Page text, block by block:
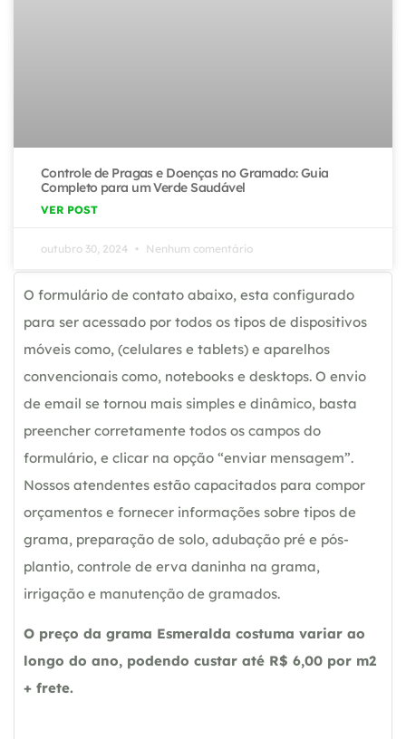
Controle de Pragas e Doenças no Gramado: Guia
Completo para um Verde Saudável
VER POST
outubro 30, 2024 Nenhum comentário
O formulário de contato abaixo, esta configurado
para ser acessado por todos os tipos de dispositivos
móveis como, (celulares e tablets) e aparelhos
convencionais como, notebooks e desktops. O envio
de email se tornou mais simples e dinâmico, basta
preencher corretamente todos os campos do
formulário, e clicar na opção “enviar mensagem”.
Nossos atendentes estão capacitados para compor
orçamentos e fornecer informações sobre tipos de
grama, preparação de solo, adubação pré e pós-
plantio, controle de erva daninha na grama,
irrigação e manutenção de gramados.
O preço da grama Esmeralda costuma variar ao
longo do ano, podendo custar até R$ 6,00 por m2
+ frete.